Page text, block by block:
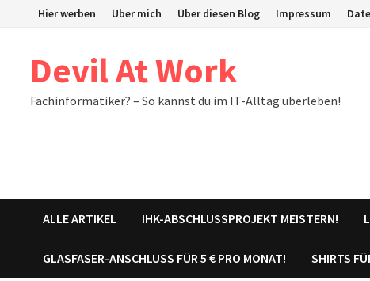
Hier werben Über mich Über diesen Blog Impressum
Devil At Work
Fachinformatiker? – So kannst du im IT-Alltag überleben!
ALLE ARTIKEL IHK-ABSCHLUSSPROJEKT MEISTERN!
GLASFASER-ANSCHLUSS FÜR 5 € PRO MONAT! SHIRTS